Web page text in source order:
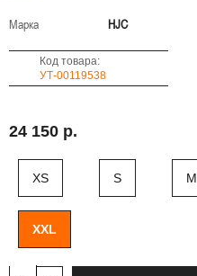
Марка HJC
Код товара:
УТ-00119538
24 150 р.
XS S M
XXL